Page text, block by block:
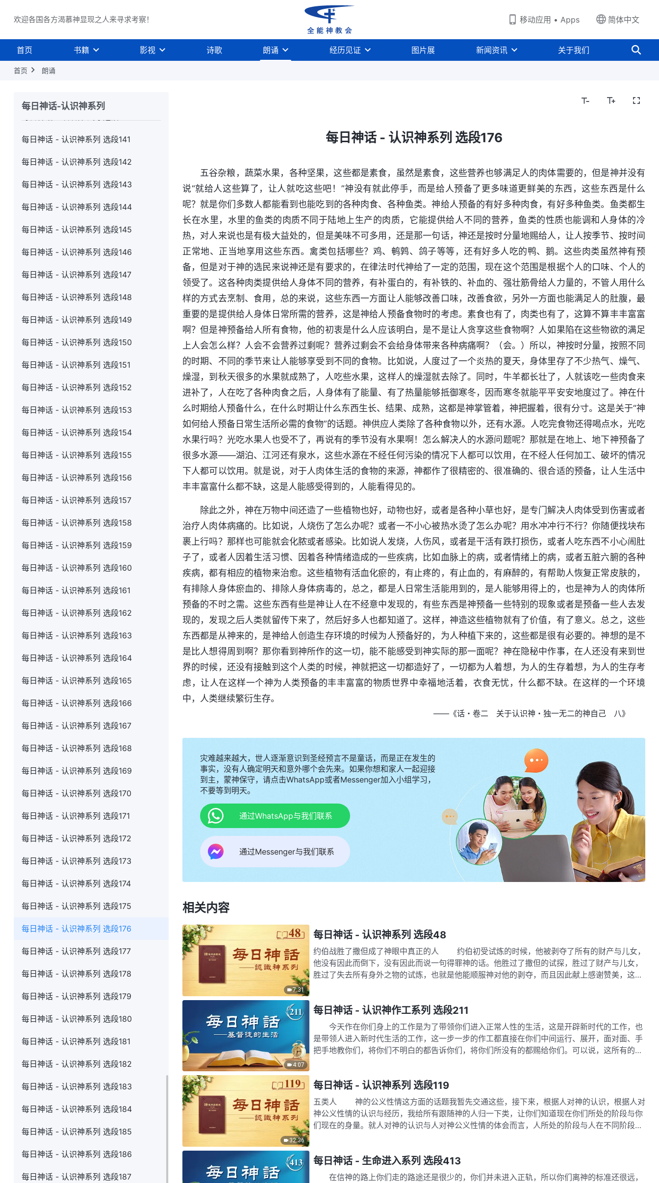
欢迎各国各方渴慕神显现之人来寻求考察！ 移动应用 • Apps 简体中文
首页 书籍 影视 诗歌 朗诵 经历见证 图片展 新闻资讯 关于我们
首页 朗诵
每日神话-认识神系列
每日神话 - 认识神系列 选段137
每日神话 - 认识神系列 选段138
每日神话 - 认识神系列 选段141
每日神话 - 认识神系列 选段142
每日神话 - 认识神系列 选段143
每日神话 - 认识神系列 选段144
每日神话 - 认识神系列 选段145
每日神话 - 认识神系列 选段146
每日神话 - 认识神系列 选段147
每日神话 - 认识神系列 选段148
每日神话 - 认识神系列 选段149
每日神话 - 认识神系列 选段150
每日神话 - 认识神系列 选段151
每日神话 - 认识神系列 选段152
每日神话 - 认识神系列 选段153
每日神话 - 认识神系列 选段154
每日神话 - 认识神系列 选段155
每日神话 - 认识神系列 选段156
每日神话 - 认识神系列 选段157
每日神话 - 认识神系列 选段158
每日神话 - 认识神系列 选段159
每日神话 - 认识神系列 选段160
每日神话 - 认识神系列 选段161
每日神话 - 认识神系列 选段162
每日神话 - 认识神系列 选段163
每日神话 - 认识神系列 选段164
每日神话 - 认识神系列 选段165
每日神话 - 认识神系列 选段166
每日神话 - 认识神系列 选段167
每日神话 - 认识神系列 选段168
每日神话 - 认识神系列 选段169
每日神话 - 认识神系列 选段170
每日神话 - 认识神系列 选段171
每日神话 - 认识神系列 选段172
每日神话 - 认识神系列 选段173
每日神话 - 认识神系列 选段174
每日神话 - 认识神系列 选段175
每日神话 - 认识神系列 选段176
每日神话 - 认识神系列 选段177
每日神话 - 认识神系列 选段178
每日神话 - 认识神系列 选段179
每日神话 - 认识神系列 选段180
每日神话 - 认识神系列 选段181
每日神话 - 认识神系列 选段182
每日神话 - 认识神系列 选段183
每日神话 - 认识神系列 选段184
每日神话 - 认识神系列 选段185
每日神话 - 认识神系列 选段186
每日神话 - 认识神系列 选段187
每日神话 - 认识神系列 选段176
五谷杂粮，蔬菜水果，各种坚果，这些都是素食，虽然是素食，这些营养也够满足人的肉体需要的，但是神并没有
说“就给人这些算了，让人就吃这些吧！”神没有就此停手，而是给人预备了更多味道更鲜美的东西，这些东西是什么
呢？就是你们多数人都能看到也能吃到的各种肉食、各种鱼类。神给人预备的有好多种肉食，有好多种鱼类。鱼类都生
长在水里，水里的鱼类的肉质不同于陆地上生产的肉质，它能提供给人不同的营养，鱼类的性质也能调和人身体的冷
热，对人来说也是有极大益处的，但是美味不可多用，还是那一句话，神还是按时分量地赐给人，让人按季节、按时间
正常地、正当地享用这些东西。禽类包括哪些？鸡、鹌鹑、鸽子等等，还有好多人吃的鸭、鹅。这些肉类虽然神有预
备，但是对于神的选民来说神还是有要求的，在律法时代神给了一定的范围，现在这个范围是根据个人的口味、个人的
领受了。这各种肉类提供给人身体不同的营养，有补蛋白的，有补铁的、补血的、强壮筋骨给人力量的，不管人用什么
样的方式去烹制、食用，总的来说，这些东西一方面让人能够改善口味，改善食欲，另外一方面也能满足人的肚腹，最
重要的是提供给人身体日常所需的营养，这是神给人预备食物时的考虑。素食也有了，肉类也有了，这算不算丰丰富富
啊？但是神预备给人所有食物，他的初衷是什么人应该明白，是不是让人贪享这些食物啊？人如果陷在这些物欲的满足
上人会怎么样？人会不会营养过剩呢？营养过剩会不会给身体带来各种病痛啊？（会。）所以，神按时分量，按照不同
的时期、不同的季节来让人能够享受到不同的食物。比如说，人度过了一个炎热的夏天，身体里存了不少热气、燥气、
燥湿，到秋天很多的水果就成熟了，人吃些水果，这样人的燥湿就去除了。同时，牛羊都长壮了，人就该吃一些肉食来
进补了，人在吃了各种肉食之后，人身体有了能量、有了热量能够抵御寒冬，因而寒冬就能平平安安地度过了。神在什
么时期给人预备什么，在什么时期让什么东西生长、结果、成熟，这都是神掌管着，神把握着，很有分寸。这是关于“神
如何给人预备日常生活所必需的食物”的话题。神供应人类除了各种食物以外，还有水源。人吃完食物还得喝点水，光吃
水果行吗？光吃水果人也受不了，再说有的季节没有水果啊！怎么解决人的水源问题呢？那就是在地上、地下神预备了
很多水源——湖泊、江河还有泉水，这些水源在不经任何污染的情况下人都可以饮用，在不经人任何加工、破坏的情况
下人都可以饮用。就是说，对于人肉体生活的食物的来源，神都作了很精密的、很准确的、很合适的预备，让人生活中
丰丰富富什么都不缺，这是人能感受得到的，人能看得见的。
除此之外，神在万物中间还造了一些植物也好，动物也好，或者是各种小草也好，是专门解决人肉体受到伤害或者
治疗人肉体病痛的。比如说，人烧伤了怎么办呢？或者一不小心被热水烫了怎么办呢？用水冲冲行不行？你随便找块布
裹上行吗？那样也可能就会化脓或者感染。比如说人发烧，人伤风，或者是干活有跌打损伤，或者人吃东西不小心闹肚
子了，或者人因着生活习惯、因着各种情绪造成的一些疾病，比如血脉上的病，或者情绪上的病，或者五脏六腑的各种
疾病，都有相应的植物来治愈。这些植物有活血化瘀的，有止疼的，有止血的，有麻醉的，有帮助人恢复正常皮肤的，
有排除人身体瘀血的、排除人身体病毒的，总之，都是人日常生活能用到的，是人能够用得上的，也是神为人的肉体所
预备的不时之需。这些东西有些是神让人在不经意中发现的，有些东西是神预备一些特别的现象或者是预备一些人去发
现的，发现之后人类就留传下来了，然后好多人也都知道了。这样，神造这些植物就有了价值，有了意义。总之，这些
东西都是从神来的，是神给人创造生存环境的时候为人预备好的，为人种植下来的，这些都是很有必要的。神想的是不
是比人想得周到啊？那你看到神所作的这一切，能不能感受到神实际的那一面呢？神在隐秘中作事，在人还没有来到世
界的时候，还没有接触到这个人类的时候，神就把这一切都造好了，一切都为人着想，为人的生存着想，为人的生存考
虑，让人在这样一个神为人类预备的丰丰富富的物质世界中幸福地活着，衣食无忧，什么都不缺。在这样的一个环境
中，人类继续繁衍生存。
——《话・卷二 关于认识神・独一无二的神自己 八》
灾难越来越大，世人逐渐意识到圣经预言不是童话，而是正在发生的
事实，没有人确定明天和意外哪个会先来。如果你想和家人一起迎接
到主，蒙神保守，请点击WhatsApp或者Messenger加入小组学习，
不要等到明天。
通过WhatsApp与我们联系
通过Messenger与我们联系
相关内容
7:31
每日神话 - 认识神系列 选段48
约伯战胜了撒但成了神眼中真正的人 约伯初受试炼的时候，他被剥夺了所有的财产与儿女，
他没有因此而倒下，没有因此而说一句得罪神的话。他胜过了撒但的试探，胜过了财产与儿女，
胜过了失去所有身外之物的试炼，也就是他能顺服神对他的剥夺，而且因此献上感谢赞美，这是
4:07
每日神话 - 认识神作工系列 选段211
今天作在你们身上的工作是为了带领你们进入正常人性的生活，这是开辟新时代的工作，也
是带领人进入新时代生活的工作，这一步一步的作工都直接在你们中间运行、展开，面对面、手
把手地教你们，将你们不明白的都告诉你们，将你们所没有的都赐给你们。可以说，这所有的工
32:36
每日神话 - 认识神系列 选段119
五类人 神的公义性情这方面的话题我暂先交通这些，接下来，根据人对神的认识，根据人对
神公义性情的认识与经历，我给所有跟随神的人归一下类，让你们知道现在你们所处的阶段与你
们现在的身量。就人对神的认识与人对神公义性情的体会而言，人所处的阶段与人在不同阶段的
每日神话 - 生命进入系列 选段413
在信神的路上你们走的路途还是很少的，你们并未进入正轨，所以你们离神的标准还很远，